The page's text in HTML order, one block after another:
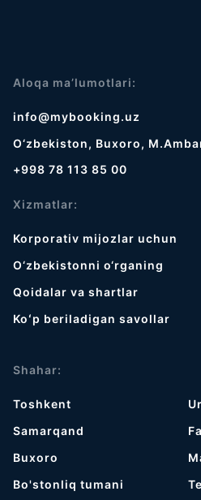
Aloqa ma’lumotlari:
info@mybooking.uz
O‘zbekiston, Buxoro,
+998 78 113 85 00
Xizmatlar:
Korporativ mijozlar uchun
O‘zbekistonni o‘rganing
Qoidalar va shartlar
Koʻp beriladigan savollar
Shahar:
Toshkent
Samarqand
Buxoro
Bo'stonliq tumani